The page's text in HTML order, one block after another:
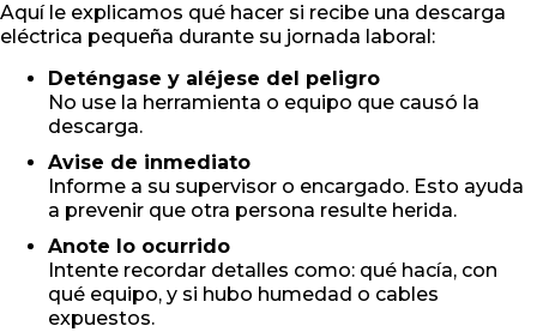
Aquí le explicamos qué hacer si recibe una descarga
eléctrica pequeña durante su jornada laboral:
Deténgase y aléjese del peligro
No use la herramienta o equipo que causó la
descarga.
Avise de inmediato
Informe a su supervisor o encargado. Esto ayuda
a prevenir que otra persona resulte herida.
Anote lo ocurrido
Intente recordar detalles como: qué hacía, con
qué equipo, y si hubo humedad o cables
expuestos.